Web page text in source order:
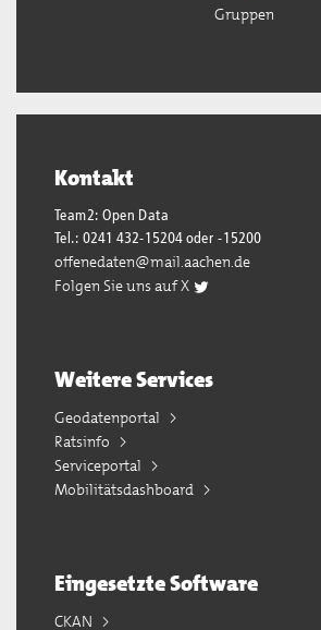
Gruppen
Kontakt
Team2: Open Data
Tel.: 0241 432-15204 oder -15200
offenedaten@mail.aachen.de
Folgen Sie uns auf X
Weitere Services
Geodatenportal
Ratsinfo
Serviceportal
Mobilitätsdashboard
Eingesetzte Software
CKAN